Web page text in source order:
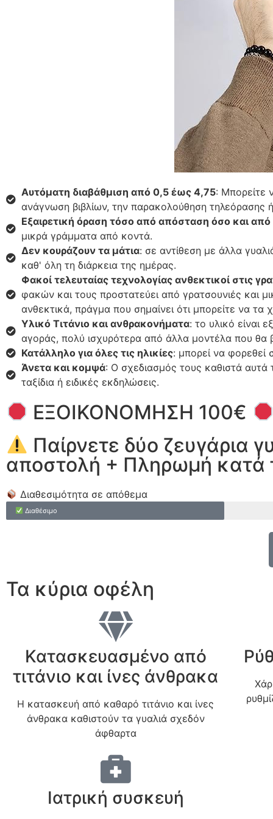
Αυτόματη διαβάθμιση από 0,5 έως 4,75: Μπορείτε
ανάγνωση βιβλίων, την παρακολούθηση
Εξαιρετική όραση τόσο από απόσταση όσο και
μικρά γράμματα από κοντά.
Δεν κουράζουν τα μάτια: σε αντίθεση με άλλα
καθ' όλη τη διάρκεια της ημέρας.
Φακοί τελευταίας τεχνολογίας ανθεκτικοί στις
φακών και τους προστατεύει από γρατσουνιές και
ανθεκτικά, πράγμα που σημαίνει ότι μπορείτε να τα
Υλικό Τιτάνιο και ανθρακονήματα: το υλικό είναι
αγοράς, πολύ ισχυρότερα από άλλα μοντέλα που θα
Κατάλληλο για όλες τις ηλικίες: μπορεί να φορεθεί
Άνετα και κομψά: Ο σχεδιασμός τους καθιστά αυτά
ταξίδια ή ειδικές εκδηλώσεις.
ΕΞΟΙΚΟΝΟΜΗΣΗ 100€
Παίρνετε δύο ζευγάρια
αποστολή + Πληρωμή κατά
Διαθεσιμότητα σε απόθεμα
Διαθέσιμο
Τα κύρια οφέλη
Κατασκευασμένο από
τιτάνιο και ίνες άνθρακα
Η κατασκευή από καθαρό τιτάνιο και ίνες
άνθρακα καθιστούν τα γυαλιά σχεδόν
άφθαρτα
Ιατρική συσκευή